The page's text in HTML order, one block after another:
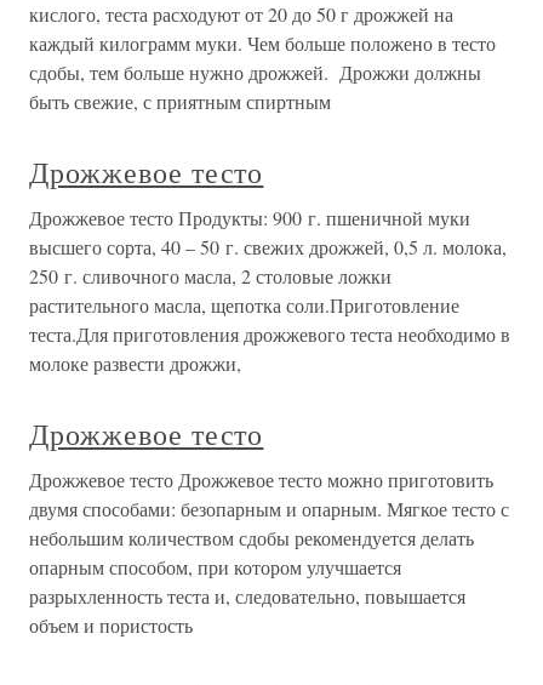
кислого, теста расходуют от 20 до 50 г дрожжей на
каждый килограмм муки. Чем больше положено в тесто
сдобы, тем больше нужно дрожжей. Дрожжи должны
быть свежие, с приятным спиртным
Дрожжевое тесто
Дрожжевое тесто Продукты: 900 г. пшеничной муки
высшего сорта, 40 – 50 г. свежих дрожжей, 0,5 л. молока,
250 г. сливочного масла, 2 столовые ложки
растительного масла, щепотка соли.Приготовление
теста.Для приготовления дрожжевого теста необходимо в
молоке развести дрожжи,
Дрожжевое тесто
Дрожжевое тесто Дрожжевое тесто можно приготовить
двумя способами: безопарным и опарным. Мягкое тесто с
небольшим количеством сдобы рекомендуется делать
опарным способом, при котором улучшается
разрыхленность теста и, следовательно, повышается
объем и пористость